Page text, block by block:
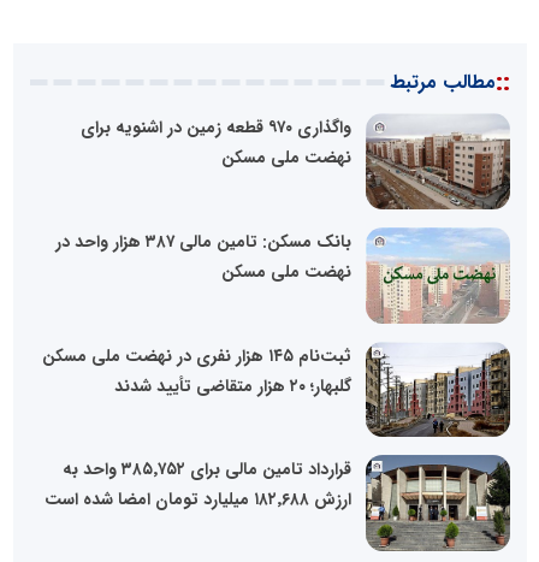
::مطالب مرتبط
واگذاری ۹۷۰ قطعه زمین در اشنویه برای
نهضت ملی مسکن
بانک مسکن: تامین مالی ۳۸۷ هزار واحد در
نهضت ملی مسکن
ثبت‌نام ۱۴۵ هزار نفری در نهضت ملی مسکن
گلبهار؛ ۲۰ هزار متقاضی تأیید شدند
قرارداد تامین مالی برای ۳۸۵٬۷۵۲ واحد به
ارزش ۱۸۲٬۶۸۸ میلیارد تومان امضا شده است